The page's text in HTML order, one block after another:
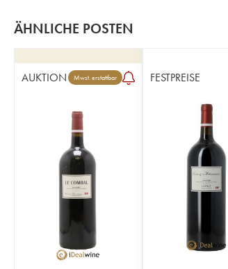
ÄHNLICHE POSTEN
AUKTION Mwst. erstattbar FESTPREISE